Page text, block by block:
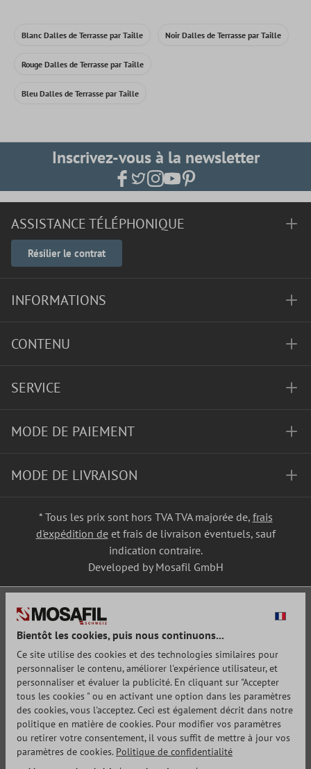
Blanc Dalles de Terrasse par Taille Noir Dalles de Terrasse par Taille
Rouge Dalles de Terrasse par Taille
Bleu Dalles de Terrasse par Taille
Inscrivez-vous à la newsletter
ASSISTANCE TÉLÉPHONIQUE
Résilier le contrat
INFORMATIONS
CONTENU
SERVICE
MODE DE PAIEMENT
MODE DE LIVRAISON
* Tous les prix sont hors TVA TVA majorée de, frais
d'expédition deet frais de livraison éventuels, sauf
indication contraire.
Developed by Mosafil GmbH
Bientôt les cookies, puis nous continuons...
Ce site utilise des cookies et des technologies similaires pour
personnaliser le contenu, améliorer l'expérience utilisateur, et
personnaliser et évaluer la publicité. En cliquant sur "Accepter
tous les cookies " ou en activant une option dans les paramètres
des cookies, vous l'acceptez. Ceci est également décrit dans notre
politique en matière de cookies. Pour modifier vos paramètres
ou retirer votre consentement, il vous suffit de mettre à jour vos
paramètres de cookies. Politique de confidentialité